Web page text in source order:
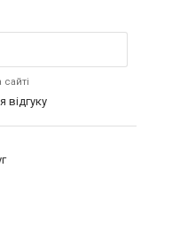
відгуку